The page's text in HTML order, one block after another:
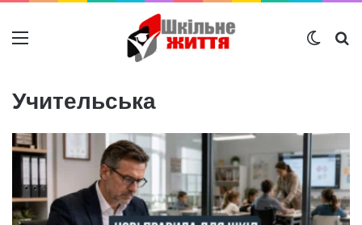
Меню
Учительська